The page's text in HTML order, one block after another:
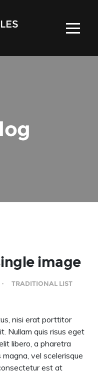
image
TRADITIONAL LIST
nisi erat porttitor
Nullam quis risus eget
libero, a pharetra
vel scelerisque
est at